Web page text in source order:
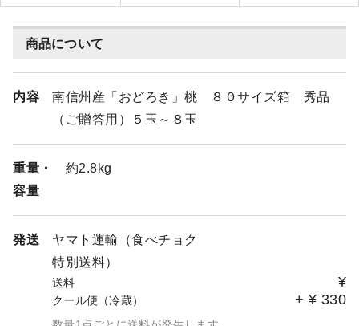
商品について
内容
南信州産「おどろき」桃 ８０サイズ箱 秀品
（ご贈答用）５玉～８玉
重量・
容量
約2.8kg
発送
ヤマト運輸（食べチョク
特別送料）
送料 ¥
クール便（冷蔵） + ¥ 330